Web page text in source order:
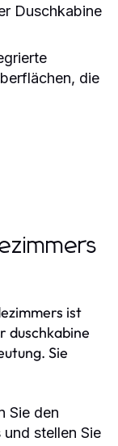
Duschkabine
die
ist
duschkabine
Sie
Sie den
stellen Sie